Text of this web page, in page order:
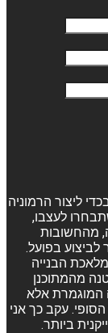
ליצור הרמוניה
לעצבו,
מהחשובות
בפועל.
הבנייה
מהמתוכנן
המוגמרת אלא
עקב כך אני
ביותר.